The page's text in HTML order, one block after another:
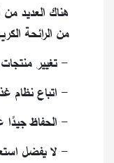
هناك العديد
من الرائحة
- تغيير
- اتباع نظام
- الحفاظ جيدًا
- لا يفضل